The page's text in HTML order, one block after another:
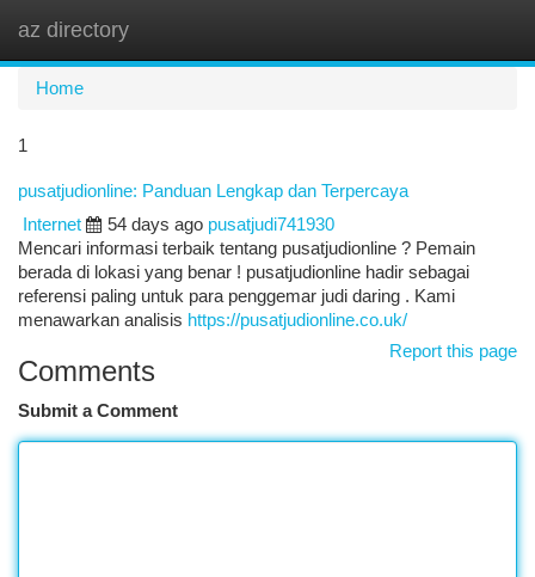
az directory
Home
1
pusatjudionline: Panduan Lengkap dan Terpercaya
Internet
54 days ago pusatjudi741930
Mencari informasi terbaik tentang pusatjudionline ? Pemain
berada di lokasi yang benar ! pusatjudionline hadir sebagai
referensi paling untuk para penggemar judi daring . Kami
menawarkan analisis https://pusatjudionline.co.uk/
Report this page
Comments
Submit a Comment